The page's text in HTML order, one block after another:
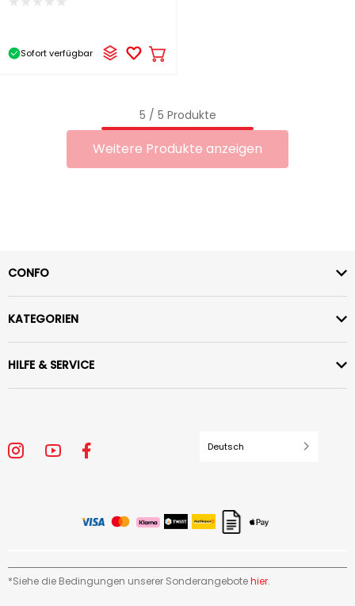
Sofort verfügbar In
5 / 5 Produkte
Weitere Produkte anzeigen
CONFO
KATEGORIEN
HILFE & SERVICE
Deutsch
*Siehe die Bedingungen unserer Sonderangebotehier.